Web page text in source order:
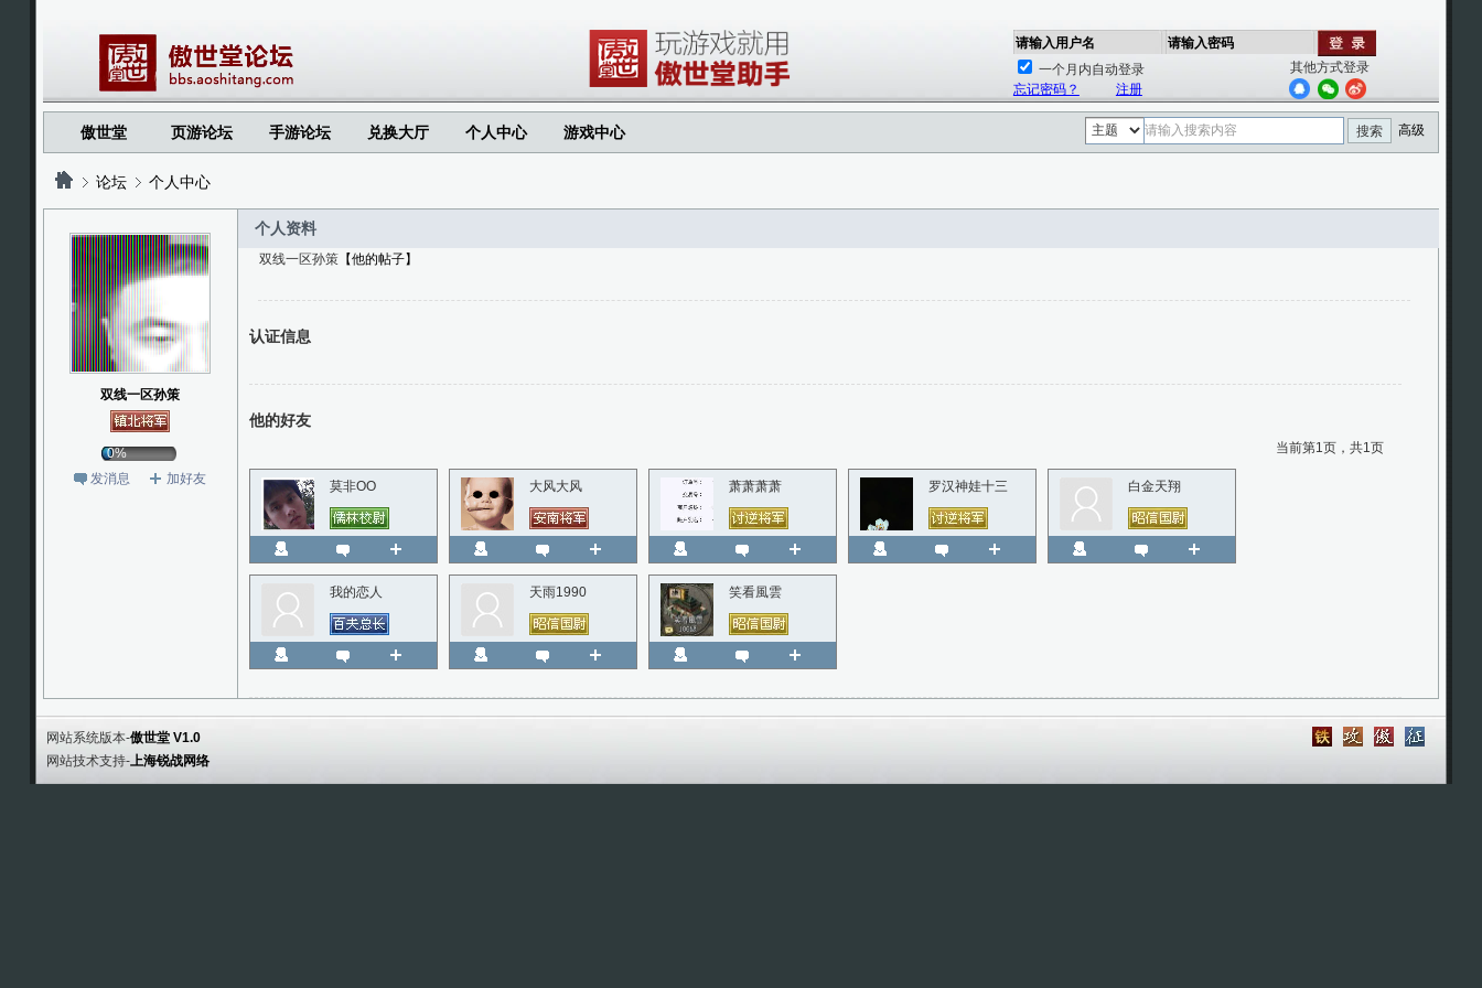
请输入用户名
请输入密码
一个月内自动登录
忘记密码？
注册
其他方式登录
傲世堂 页游论坛 手游论坛 兑换大厅 个人中心 游戏中心 搜索 高级
论坛
?
个人中心
双线一区孙策
0%
发消息
加好友
个人资料
双线一区孙策【他的帖子】
认证信息
他的好友
当前第1页，共1页
莫非OO 大风大风 萧萧萧萧 罗汉神娃十三 白金天翔
我的恋人 天雨1990 笑看風雲
网站系统版本-傲世堂 V1.0
网站技术支持-上海锐战网络